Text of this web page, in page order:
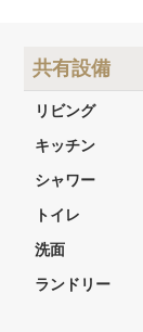
共有設備
リビング
キッチン
シャワー
トイレ
洗面
ランドリー